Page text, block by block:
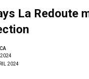
La Redoute
2024